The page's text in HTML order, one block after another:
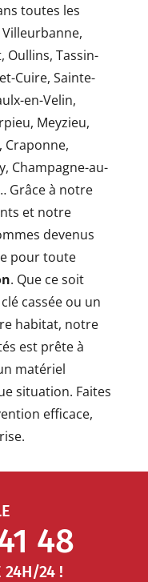
toutes les
Oullins, Tassin-
Cuire, Sainte-
en-Velin,
Meyzieu,
Craponne,
Champagne-au-
Grâce à notre
et notre
devenus
pour toute
. Que ce soit
cassée ou un
habitat, notre
est prête à
matériel
situation. Faites
efficace,
48
24H/24 !